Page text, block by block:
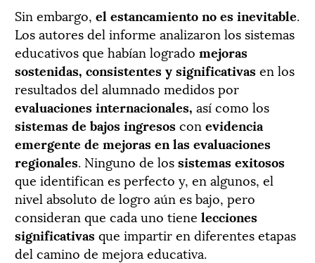
Sin embargo, el estancamiento no es inevitable.
Los autores del informe analizaron los sistemas
educativos que habían logrado mejoras
sostenidas, consistentes y significativasen los
resultados del alumnado medidos por
evaluaciones internacionales, así como los
sistemas de bajos ingresoscon evidencia
emergente de mejoras en las evaluaciones
regionales. Ninguno de lossistemas exitosos
que identifican es perfecto y, en algunos, el
nivel absoluto de logro aún es bajo, pero
consideran que cada uno tiene lecciones
significativasque impartir en diferentes etapas
del camino de mejora educativa.